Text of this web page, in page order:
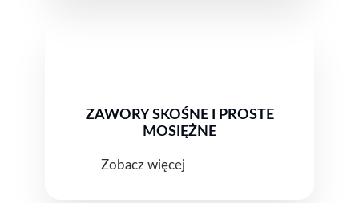
ZAWORY SKOŚNE I PROSTE
MOSIĘŻNE
Zobacz więcej